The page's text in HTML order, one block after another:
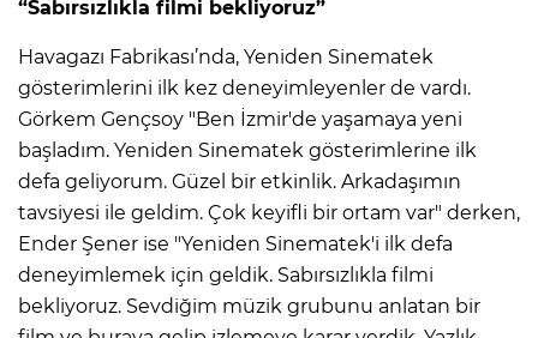
“Sabırsızlıkla filmi bekliyoruz”
Havagazı Fabrikası’nda, Yeniden Sinematek
gösterimlerini ilk kez deneyimleyenler de vardı.
Görkem Gençsoy "Ben İzmir'de yaşamaya yeni
başladım. Yeniden Sinematek gösterimlerine ilk
defa geliyorum. Güzel bir etkinlik. Arkadaşımın
tavsiyesi ile geldim. Çok keyifli bir ortam var" derken,
Ender Şener ise "Yeniden Sinematek'i ilk defa
deneyimlemek için geldik. Sabırsızlıkla filmi
bekliyoruz. Sevdiğim müzik grubunu anlatan bir